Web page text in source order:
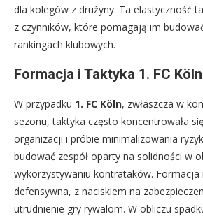
dla kolegów z drużyny. Ta elastyczność
z czynników, które pomagają im
rankingach klubowych.
Formacja i Taktyka 1. FC Köln
W przypadku 1. FC Köln, zwłaszcza w
sezonu, taktyka często koncentrowała
organizacji i próbie minimalizowania
budować zespół oparty na solidności w
wykorzystywaniu kontrataków. Formacja
defensywna, z naciskiem na
utrudnienie gry rywalom. W obliczu